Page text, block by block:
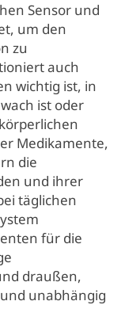
Sensor und
um den
zu
auch
wichtig ist, in
ist oder
Medikamente,
die
und ihrer
täglichen
für die
draußen,
unabhängig